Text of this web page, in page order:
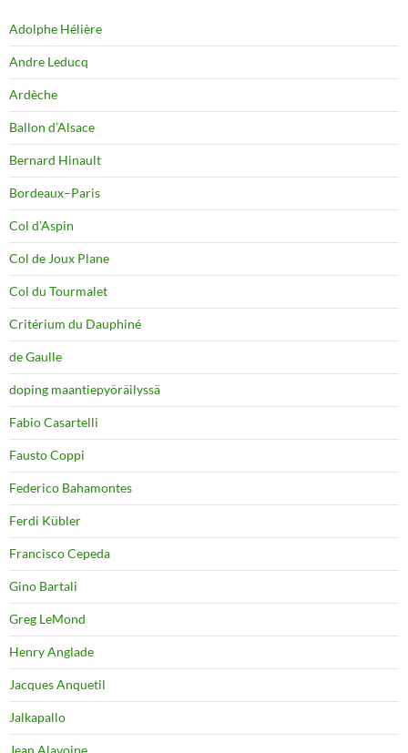
Adolphe Hélière
Andre Leducq
Ardèche
Ballon d’Alsace
Bernard Hinault
Bordeaux–Paris
Col d’Aspin
Col de Joux Plane
Col du Tourmalet
Critérium du Dauphiné
de Gaulle
doping maantiepyöräilyssä
Fabio Casartelli
Fausto Coppi
Federico Bahamontes
Ferdi Kübler
Francisco Cepeda
Gino Bartali
Greg LeMond
Henry Anglade
Jacques Anquetil
Jalkapallo